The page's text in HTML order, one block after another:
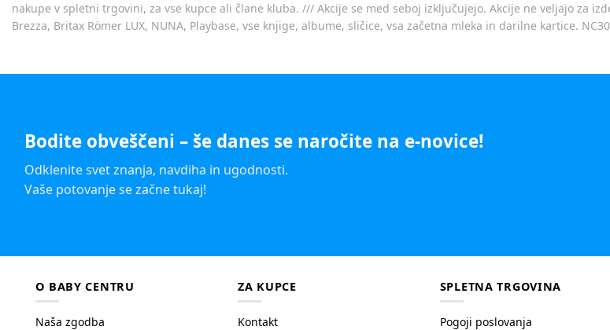
nakupe v spletni trgovini, za vse kupce ali člane kluba. /// Akcije se med seboj izključujejo. Akcije ne veljajo za
Brezza, Britax Römer LUX, NUNA, Playbase, vse knjige, albume, sličice, vsa začetna mleka in darilne kartice.
Bodite obveščeni – še danes se naročite na e-novice!
Odklenite svet znanja, navdiha in ugodnosti.
Vaše potovanje se začne tukaj!
O BABY CENTRU
Naša zgodba
ZA KUPCE
Kontakt
SPLETNA TRGOVINA
Pogoji poslovanja